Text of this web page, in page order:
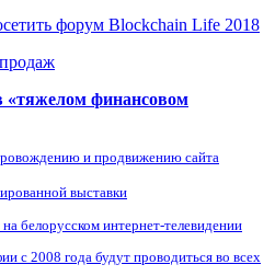
форум Blockchain Life 2018
«тяжелом финансовом
и продвижению сайта
выставки
белорусском интернет-телевидении
с 2008 года будут проводиться во всех